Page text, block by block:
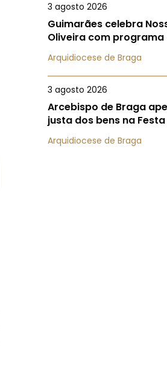
3 agosto 2026
Guimarães celebra
Oliveira com
Arquidiocese de Braga
3 agosto 2026
Arcebispo de Braga
justa dos bens na
Arquidiocese de Braga